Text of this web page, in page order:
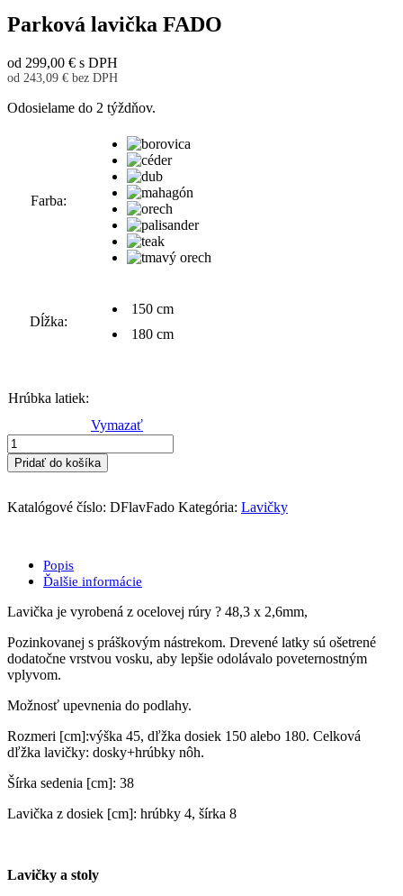
Parková lavička FADO
od 299,00 € s DPH
od 243,09 € bez DPH
Odosielame do 2 týždňov.
Farba
Dĺžka
150 cm
180 cm
Hrúbka latiek
Vymazať
množstvo
Parková
lavička
Pridať do košíka
Katalógové číslo: DFlavFado Kategória: Lavičky
Popis
Ďalšie informácie
Lavička je vyrobená z ocelovej rúry ? 48,3 x 2,6mm,
Pozinkovanej s práškovým nástrekom. Drevené latky sú ošetrené
dodatočne vrstvou vosku, aby lepšie odolávalo poveternostným
vplyvom.
Možnosť upevnenia do podlahy.
Rozmeri [cm]:výška 45, dľžka dosiek 150 alebo 180. Celková
dľžka lavičky: dosky+hrúbky nôh.
Šírka sedenia [cm]: 38
Lavička z dosiek [cm]: hrúbky 4, šírka 8
Lavičky a stoly